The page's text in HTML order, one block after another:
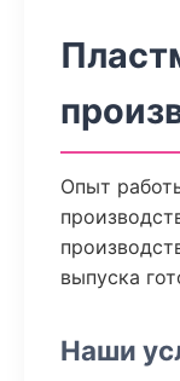
Опыт
выпуска
Наши